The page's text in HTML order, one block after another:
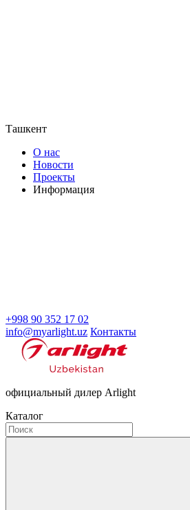
Ташкент
О нас
Новости
Проекты
Информация
+998 90 352 17 02
info@myarlight.uz Контакты
официальный дилер Arlight
Каталог